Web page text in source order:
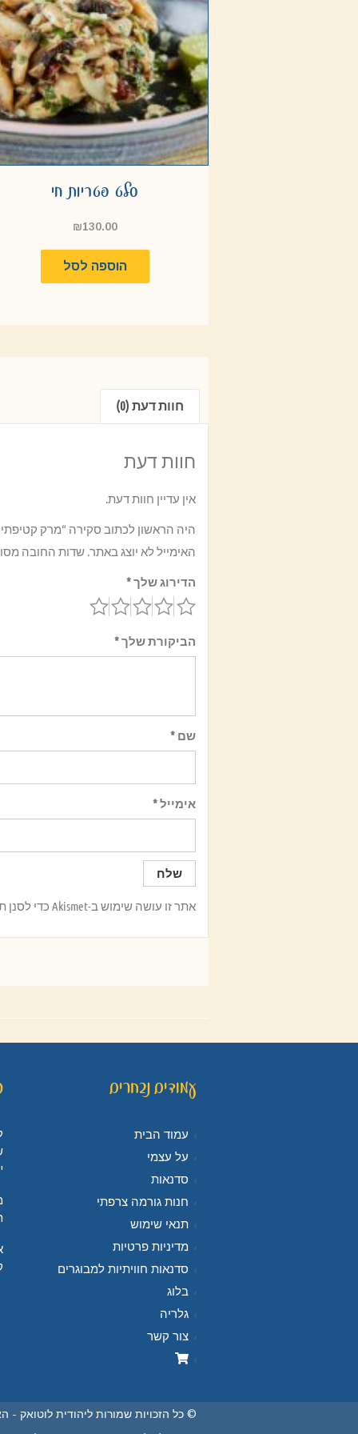
סלט פטריות חי
₪130.00
הוספה לסל
חוות דעת (0)
חוות דעת
אין עדיין חוות דעת.
היה הראשון לכתוב סקירה “מרק קטיפתי
האימייל לא יוצג באתר. שדות החובה
הדירוג שלך*
הביקורת שלך*
שם *
אימייל*
אתר זו עושה שימוש ב-Akismet כדי לסנן תגובות זבל.
עמודים נבחרים
עמוד הבית
על עצמי
סדנאות
חנות גורמה צרפתי
תנאי שימוש
מדיניות פרטיות
סדנאות חוויתיות למבוגרים
בלוג
גלריה
צור קשר
© כל הזכויות שמורות ליהודית לוטואק -